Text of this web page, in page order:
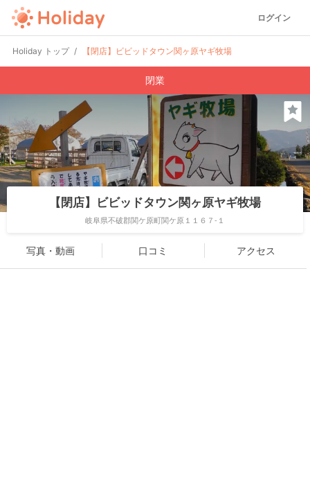
ログイン
Holiday トップ 【閉店】ビビッドタウン関ヶ原ヤギ牧場
閉業
【閉店】ビビッドタウン関ヶ原ヤギ牧場
岐阜県不破郡関ケ原町関ケ原１１６７-１
写真・動画 口コミ アクセス